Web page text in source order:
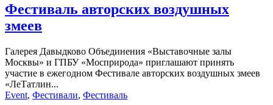
Фестиваль авторских воздушных
змеев
Галерея Давыдково Объединения «Выставочные залы
Москвы» и ГПБУ «Мосприрода» приглашают принять
участие в ежегодном Фестивале авторских воздушных змеев
«ЛеТатлин...
Event, Фестивали, Фестиваль